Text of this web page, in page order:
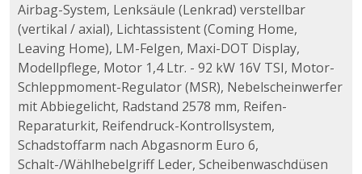
Airbag-System, Lenksäule (Lenkrad) verstellbar
(vertikal / axial), Lichtassistent (Coming Home,
Leaving Home), LM-Felgen, Maxi-DOT Display,
Modellpflege, Motor 1,4 Ltr. - 92 kW 16V TSI, Motor-
Schleppmoment-Regulator (MSR), Nebelscheinwerfer
mit Abbiegelicht, Radstand 2578 mm, Reifen-
Reparaturkit, Reifendruck-Kontrollsystem,
Schadstoffarm nach Abgasnorm Euro 6,
Schalt-/Wählhebelgriff Leder, Scheibenwaschdüsen